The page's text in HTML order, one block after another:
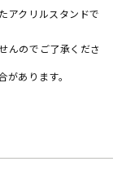
アクリルスタンドで
んのでご了承くださ
あります。